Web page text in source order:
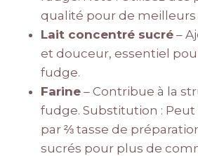
qualité pour de meilleurs
Lait concentré sucré –
et douceur, essentiel
fudge.
Farine – Contribue à la
fudge. Substitution :
par ⅔ tasse de
sucrés pour plus de